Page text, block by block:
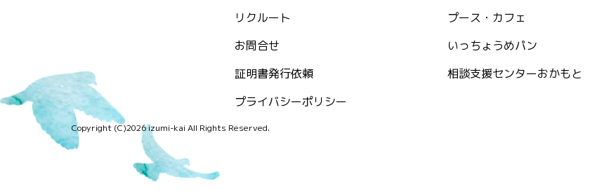
リクルート
お問合せ
証明書発行依頼
プライバシーポリシー
プース・カフェ
いっちょうめパン
相談支援センターおかもと
Copyright (C)2026 izumi-kai All Rights Reserved.